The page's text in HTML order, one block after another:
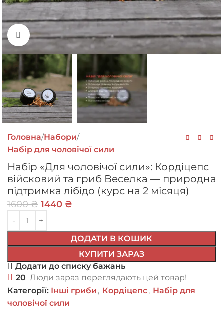
Натисніть, щоб збільшити
Головна Набори
Набір для чоловічої сили
Набір «Для чоловічої сили»: Кордіцепс
війсковий та гриб Веселка — природна
підтримка лібідо (курс на 2 місяця)
1600₴ 1440 ₴
ДОДАТИ В КОШИК
КУПИТИ ЗАРАЗ
Додати до списку бажань
20 Люди зараз переглядають цей товар!
Категорії: Інші гриби , Кордіцепс, Набір для
чоловічої сили